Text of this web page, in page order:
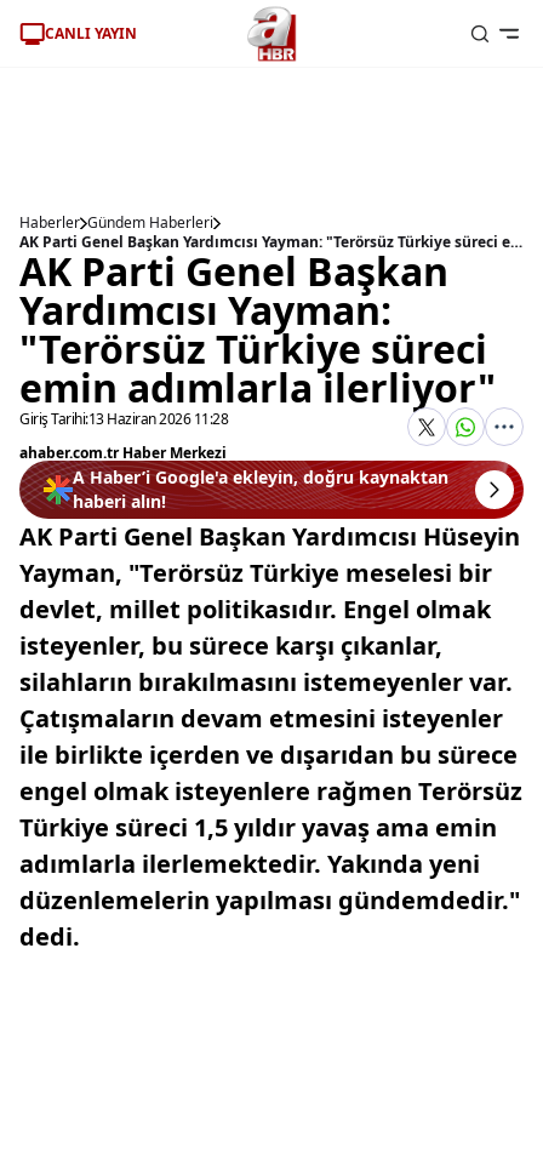
CANLI YAYIN
Haberler Gündem Haberleri
AK Parti Genel Başkan Yardımcısı Yayman: "Terörsüz Türkiye süreci emin adımlarla ilerliyor"
AK Parti Genel Başkan
Yardımcısı Yayman:
"Terörsüz Türkiye süreci
emin adımlarla ilerliyor"
Giriş Tarihi:13 Haziran 2026 11:28
ahaber.com.tr Haber Merkezi
A Haber’i Google'a ekleyin, doğru kaynaktan
haberi alın!
AK Parti Genel Başkan Yardımcısı Hüseyin
Yayman, "Terörsüz Türkiye meselesi bir
devlet, millet politikasıdır. Engel olmak
isteyenler, bu sürece karşı çıkanlar,
silahların bırakılmasını istemeyenler var.
Çatışmaların devam etmesini isteyenler
ile birlikte içerden ve dışarıdan bu sürece
engel olmak isteyenlere rağmen Terörsüz
Türkiye süreci 1,5 yıldır yavaş ama emin
adımlarla ilerlemektedir. Yakında yeni
düzenlemelerin yapılması gündemdedir."
dedi.